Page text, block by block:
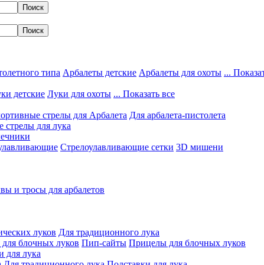
типа Арбалеты детские Арбалеты для охоты ...
детские Луки для охоты ... Показать все
стрелы для Арбалета Для арбалета-пистолета
стрелы для лука
Стрелоулавливающие сетки 3D мишени
и тросы для арбалетов
луков Для традиционного лука
блочных луков Пип-сайты Прицелы для блочных луков
для лука